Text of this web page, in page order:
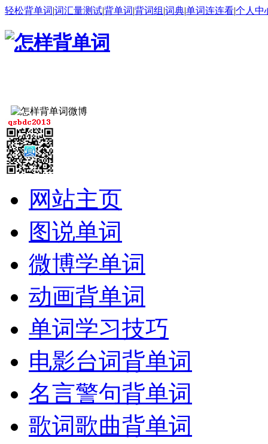
轻松背单词|词汇量测试|背单词|背词组 |词典|单词连连看|个人中
网站主页
图说单词
微博学单词
动画背单词
单词学习技巧
电影台词背单词
名言警句背单词
歌词歌曲背单词